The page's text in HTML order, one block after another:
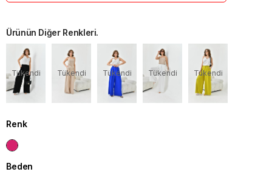
Ürünün Diğer Renkleri.
Tükendi Tükendi Tükendi Tükendi Tükendi
Renk
Beden